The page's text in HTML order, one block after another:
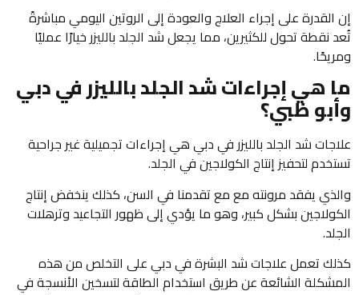
إن القدرة على إجراء العلاج والعودة إلى الروتين اليومي مباشرةً
تُعد نقطة تحول للكثيرين، مما يجعل شد الجلد بالليزر خيارًا عمليًا
ومريحًا.
ما هي إجراءات شد الجلد بالليزر في دبي
وأبو ظبي؟
علاجات شد الجلد بالليزر في دبي هي إجراءات تجميلية غير جراحية
تستخدم لتحفيز إنتاج الكولاجين في الجلد.
والذي يفقد مرونته مع مع تقدمنا ​​في السن، كذلك ينخفض ​​إنتاج
الكولاجين بشكل كبير، وهو ما يؤدي إلى ظهور التجاعيد وترهلات
الجلد.
كذلك تعمل علاجات شد البشرة في دبي على التخلص من هذه
المشكلة الشائعة عن طريق استخدام الطاقة لتسخين الأنسجة في